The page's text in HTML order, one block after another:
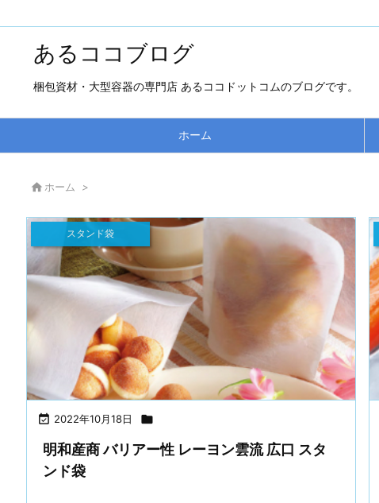
あるココブログ
梱包資材・大型容器の専門店 あるココドットコムのブログです。
ホーム
 ホーム >
 2022年10月18日 
スタンド袋
明和産商 バリアー性 レーヨン雲流 広口 スタ
ンド袋